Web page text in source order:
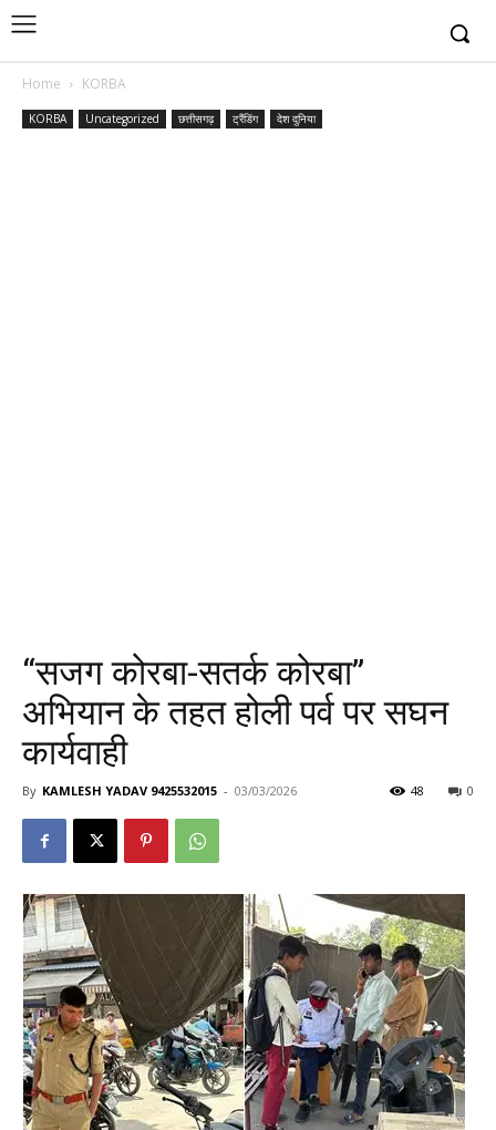
Home KORBA
KORBA Uncategorized छत्तीसगढ़ ट्रैंडिंग देश दुनिया
“सजग कोरबा-सतर्क कोरबा”
अभियान के तहत होली पर्व पर सघन
कार्यवाही
By KAMLESH YADAV 9425532015 - 03/03/2026 0
48